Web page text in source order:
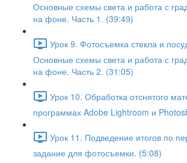
Основные схемы света и работа с
на фоне. Часть 1. (39:49)
Урок 9. Фотосъемка стекла и
Основные схемы света и работа с
на фоне. Часть 2. (31:05)
Урок 10. Обработка отснятого
программах Adobe Lightroom и
Урок 11. Подведение итогов по
задание для фотосъемки. (5:08)